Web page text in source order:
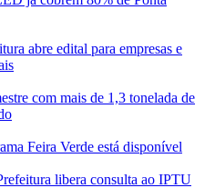
abre edital para empresas e
com mais de 1,3 tonelada de
Feira Verde está disponível
libera consulta ao IPTU